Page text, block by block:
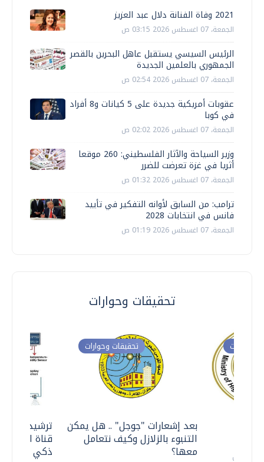
2021 وفاة الفنانة دلال عبد العزيز
الجمعة، 07 اغسطس 2026 03:15 ص
الرئيس السيسي يستقبل عاهل البحرين بالقصر
الجمهوري بالعلمين الجديدة
الجمعة، 07 اغسطس 2026 02:54 ص
عقوبات أمريكية جديدة على 5 كيانات و8 أفراد
في كوبا
الجمعة، 07 اغسطس 2026 02:02 ص
وزير السياحة والآثار الفلسطيني: 260 موقعا
أثريا في غزة تعرضت للضرر
الجمعة، 07 اغسطس 2026 01:32 ص
ترامب: من السابق لأوانه التفكير في تأييد
فانس في انتخابات 2028
الجمعة، 07 اغسطس 2026 01:19 ص
تحقيقات وحوارات
ترشيدا
قناة
ذكي
تحقيقات وحوارات
بعد إشعارات "جوجل" .. هل يمكن
التنبوء بالزلازل وكيف نتعامل
معها؟
وحوارات